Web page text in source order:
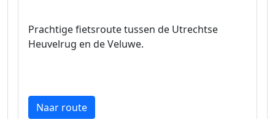
Prachtige fietsroute tussen de Utrechtse
Heuvelrug en de Veluwe.
Naar route